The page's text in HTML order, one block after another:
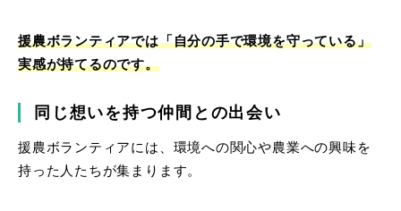
援農ボランティアでは「自分の手で環境を守っている」
実感が持てるのです。
同じ想いを持つ仲間との出会い
援農ボランティアには、環境への関心や農業への興味を
持った人たちが集まります。